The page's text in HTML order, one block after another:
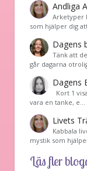
Andliga
Arketyper
som hjälper dig
Dagens
Tänk att
går dagarna
Dagens
Kort 1
vara en tanke, e…
Livets
Kabbala
mystik som
Läs fler